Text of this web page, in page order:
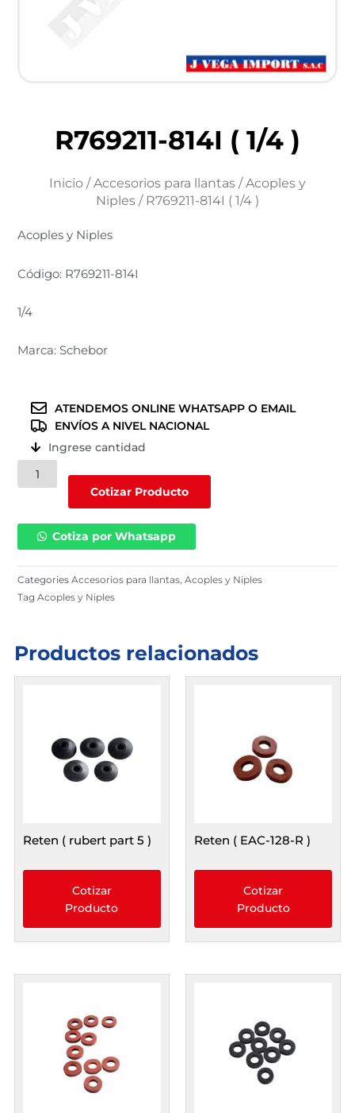
R769211-814I ( 1/4 )
Inicio /Accesorios para llantas /Acoples y
Niples / R769211-814I ( 1/4 )
Acoples y Niples
Código: R769211-814I
1/4
Marca: Schebor
ATENDEMOS ONLINE WHATSAPP O EMAIL
ENVÍOS A NIVEL NACIONAL
Ingrese cantidad
R769211-
814I
1/4
Cotizar Producto
Cotiza por Whatsapp
Categories Accesorios para llantas,Acoples y Niples
Tag Acoples y Niples
Productos relacionados
Reten ( rubert part 5 )
Cotizar
Producto
Reten ( EAC-128-R )
Cotizar
Producto